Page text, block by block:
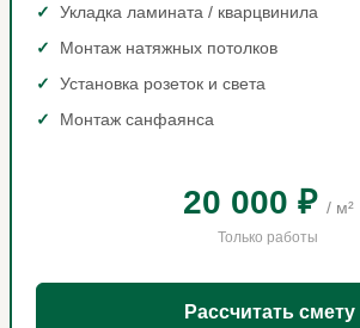
Укладка ламината / кварцвинила
Монтаж натяжных потолков
Установка розеток и света
Монтаж санфаянса
20 000 ₽ / м²
Только работы
Рассчитать смету